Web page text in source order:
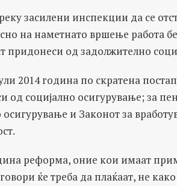
засилени инспекции да се
на наметнато вршење работа
придонеси од задолжително
2014 година по скратена
од социјално осигурување; за
осигурување и Законот за
реформа, оние кои имаат
ќе треба да плаќаат, не